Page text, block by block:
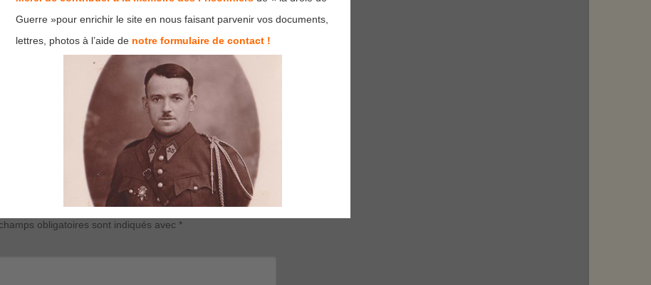
obligatoires sont indiqués avec *
Guerre »pour enrichir le site en nous faisant parvenir vos documents,
lettres, photos à l’aide de notre formulaire de contact !